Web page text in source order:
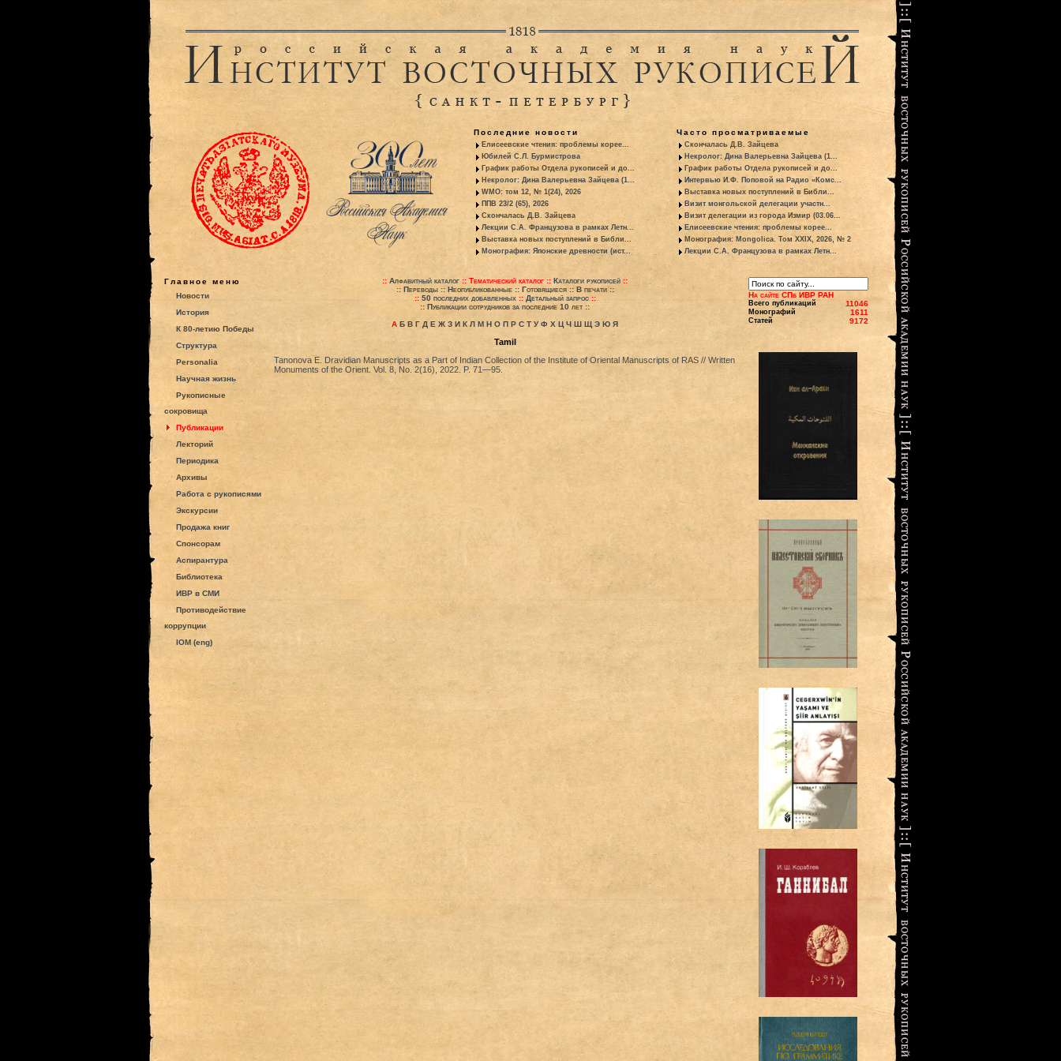
Последние новости
Елисеевские чтения: проблемы корее...
Юбилей С.Л. Бурмистрова
График работы Отдела рукописей и до...
Некролог: Дина Валерьевна Зайцева (1...
WMO: том 12, № 1(24), 2026
ППВ 23/2 (65), 2026
Скончалась Д.В. Зайцева
Лекции С.А. Французова в рамках Летн...
Выставка новых поступлений в Библи...
Монография: Японские древности (ист...
Часто просматриваемые
Скончалась Д.В. Зайцева
Некролог: Дина Валерьевна Зайцева (1...
График работы Отдела рукописей и до...
Интервью И.Ф. Поповой на Радио «Комс...
Выставка новых поступлений в Библи...
Визит монгольской делегации участн...
Визит делегации из города Измир (03.06...
Елисеевские чтения: проблемы корее...
Монография: Mongolica. Том XXIX, 2026, № 2
Лекции С.А. Французова в рамках Летн...
Главное меню
Новости
История
К 80-летию Победы
Структура
Personalia
Научная жизнь
Рукописные
сокровища
Публикации
Лекторий
Периодика
Архивы
Работа с рукописями
Экскурсии
Продажа книг
Спонсорам
Аспирантура
Библиотека
ИВР в СМИ
Противодействие
коррупции
IOM (eng)
:: Алфавитный каталог :: Тематический каталог :: Каталоги рукописей ::
:: Переводы:: Неопубликованные:: Готовящиеся:: В печати::
:: 50 последних добавленных:: Детальный запрос::
:: Публикации сотрудников за последние 10 лет::
А Б В Г Д Е Ж З И К Л М Н О П Р С Т У Ф Х Ц Ч Ш Щ Э Ю Я
Tamil
Tanonova E. Dravidian Manuscripts as a Part of Indian Collection of the Institute of Oriental Manuscripts of RAS // Written
Monuments of the Orient. Vol. 8, No. 2(16), 2022. P. 71—95.
На сайте СПб ИВР РАН
Всего публикаций 11046
Монографий 1611
Статей 9172